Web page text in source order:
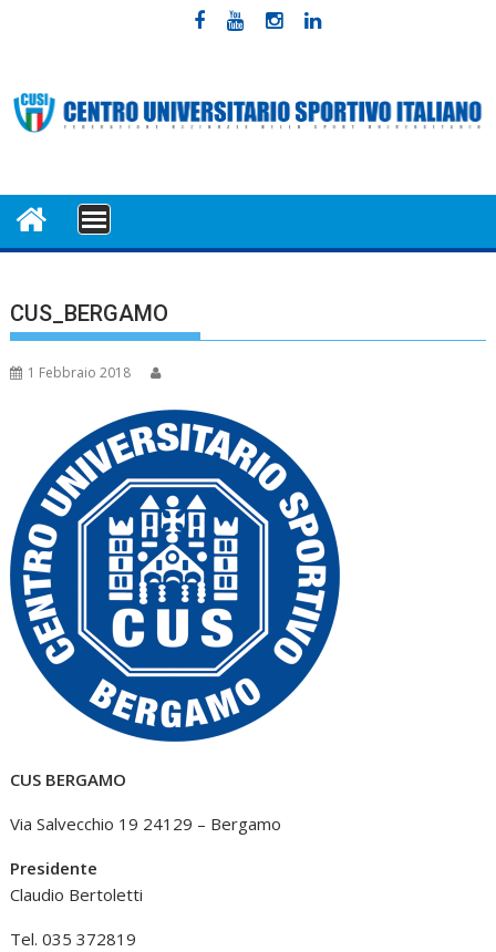
MENU
CUS_BERGAMO
1 Febbraio 2018
CUS BERGAMO
Via Salvecchio 19 24129 – Bergamo
Presidente
Claudio Bertoletti
Tel. 035 372819